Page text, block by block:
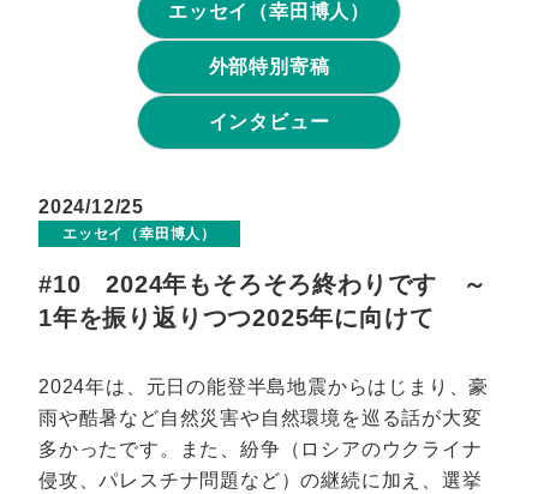
エッセイ（幸田博人）
外部特別寄稿
インタビュー
2024/12/25
エッセイ（幸田博人）
#10 2024年もそろそろ終わりです ～
1年を振り返りつつ2025年に向けて
2024年は、元日の能登半島地震からはじまり、豪
雨や酷暑など自然災害や自然環境を巡る話が大変
多かったです。また、紛争（ロシアのウクライナ
侵攻、パレスチナ問題など）の継続に加え、選挙